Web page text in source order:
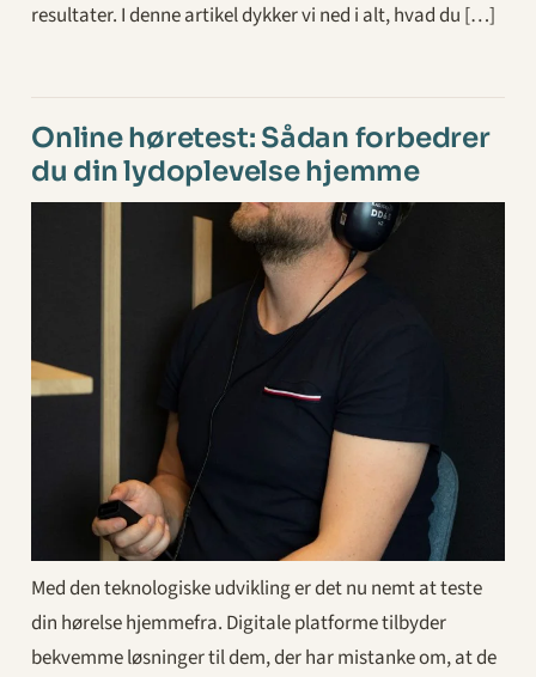
resultater. I denne artikel dykker vi ned i alt, hvad du […]
Online høretest: Sådan forbedrer
du din lydoplevelse hjemme
Med den teknologiske udvikling er det nu nemt at teste
din hørelse hjemmefra. Digitale platforme tilbyder
bekvemme løsninger til dem, der har mistanke om, at de